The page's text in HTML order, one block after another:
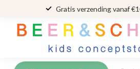
Gratis verzending vanaf